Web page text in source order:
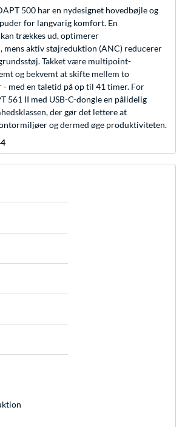
500 har en nydesignet hovedbøjle og
for langvarig komfort. En
trækkes ud, optimerer
mens aktiv støjreduktion (ANC) reducerer
Takket være multipoint-
og bekvemt at skifte mellem to
med en taletid på op til 41 timer. For
561 II med USB-C-dongle en pålidelig
der gør det lettere at
og dermed øge produktiviteten.